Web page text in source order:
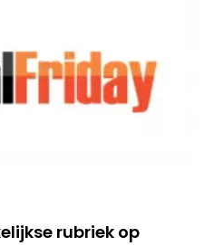
rubriek op